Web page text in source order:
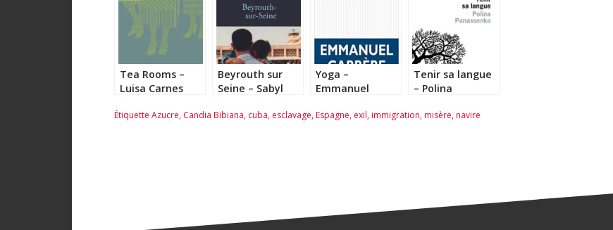
Tea Rooms –
Luisa Carnes
Beyrouth sur
Seine – Sabyl
Yoga –
Emmanuel
Tenir sa langue
– Polina
Étiquette Azucre, Candia Bibiana, cuba, esclavage,Espagne, exil,immigration,misère,navire